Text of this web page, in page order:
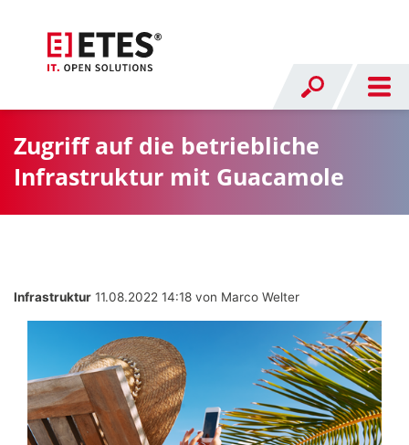
Zugriff auf die betriebliche
Infrastruktur mit Guacamole
Infrastruktur 11.08.2022 14:18 von Marco Welter